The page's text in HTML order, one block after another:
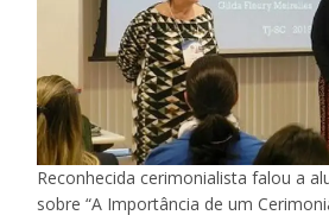
Reconhecida cerimonialista falou a
sobre “A Importância de um